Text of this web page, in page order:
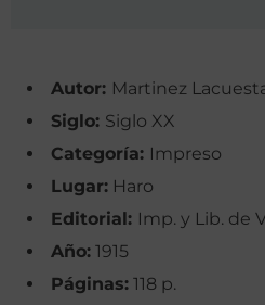
Autor: Martinez
Siglo: Siglo XX
Categoría: Impreso
Lugar: Haro
Editorial: Imp. y Lib. de
Año: 1915
Páginas: 118 p.